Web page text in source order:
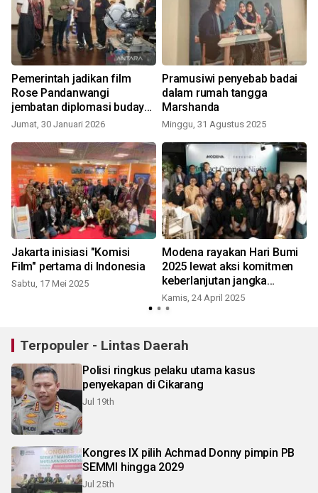
Pemerintah jadikan film
Rose Pandanwangi
jembatan diplomasi budaya
kuatkan subsektor film
Jumat, 30 Januari 2026
Pramusiwi penyebab badai
dalam rumah tangga
Marshanda
Minggu, 31 Agustus 2025
Jakarta inisiasi "Komisi
Film" pertama di Indonesia
Sabtu, 17 Mei 2025
Modena rayakan Hari Bumi
2025 lewat aksi komitmen
keberlanjutan jangka
panjang
Kamis, 24 April 2025
Terpopuler - Lintas Daerah
Polisi ringkus pelaku utama kasus
penyekapan di Cikarang
Jul 19th
Kongres IX pilih Achmad Donny pimpin PB
SEMMI hingga 2029
Jul 25th